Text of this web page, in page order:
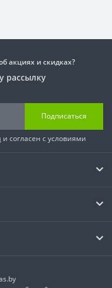
акциях и скидках?
рассылку
Подписаться
и согласен с условиями